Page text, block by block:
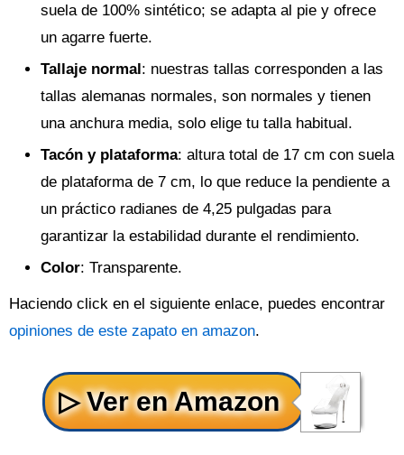
suela de 100% sintético; se adapta al pie y ofrece
un agarre fuerte.
Tallaje normal : nuestras tallas corresponden a las
tallas alemanas normales, son normales y tienen
una anchura media, solo elige tu talla habitual.
Tacón y plataforma: altura total de 17 cm con suela
de plataforma de 7 cm, lo que reduce la pendiente a
un práctico radianes de 4,25 pulgadas para
garantizar la estabilidad durante el rendimiento.
Color: Transparente.
Haciendo click en el siguiente enlace, puedes encontrar
opiniones de este zapato en amazon.